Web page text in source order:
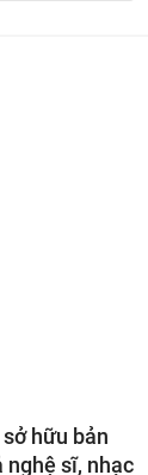
hữu bản
nghệ sĩ, nhạc